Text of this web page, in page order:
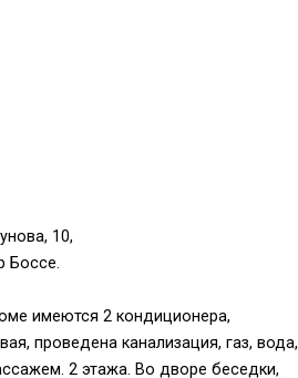
10,
Боссе.
имеются 2 кондиционера,
проведена канализация, газ, вода,
2 этажа. Во дворе беседки,